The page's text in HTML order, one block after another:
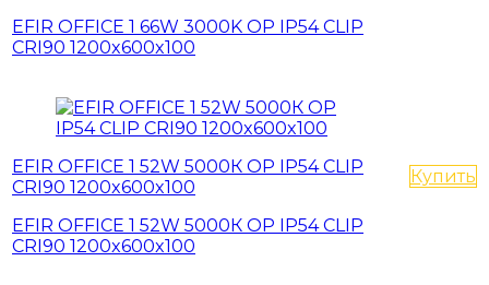
EFIR OFFICE 1 66W 3000K OP IP54 CLIP
CRI90 1200x600x100
EFIR OFFICE 1 52W 5000К OP IP54 CLIP
CRI90 1200x600x100
EFIR OFFICE 1 52W 5000К OP IP54 CLIP
CRI90 1200x600x100
Купить